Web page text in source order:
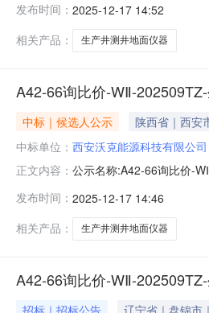
发布时间： 2025-12-17 14:52
相关产品：
生产井测井地面仪器
A42-66询比价-WⅡ-
中标｜候选人公示 陕西省｜西安
中标单位： 西安沃克能源科技有限公司
正文内容： 公示名称:A42-66询比价-
选人标段/包名称投标人排
发布时间： 2025-12-17 14:46
相关产品：
生产井测井地面仪器
A42-66询比价-WⅡ-
招标｜招标公告 辽宁省｜盘锦市